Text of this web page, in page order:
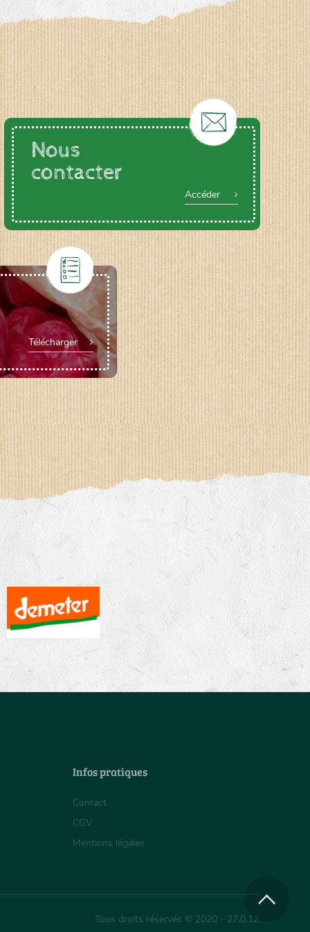
Nous
contacter
Accéder
Télécharger
Infos pratiques
Contact
CGV
Mentions légales
Tous droits réservés © 2020 - 27.0.12